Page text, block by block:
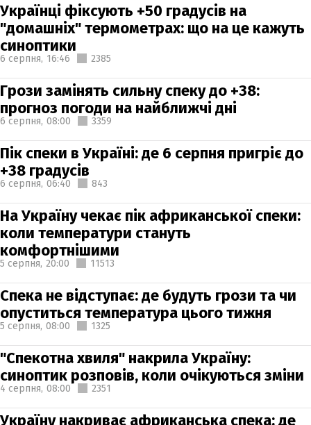
Українці фіксують +50 градусів на
"домашніх" термометрах: що на це кажуть
синоптики
6 серпня, 16:46 2385
Грози замінять сильну спеку до +38:
прогноз погоди на найближчі дні
6 серпня, 08:00 3359
Пік спеки в Україні: де 6 серпня пригріє до
+38 градусів
6 серпня, 06:40 843
На Україну чекає пік африканської спеки:
коли температури стануть
комфортнішими
5 серпня, 20:00 11513
Спека не відступає: де будуть грози та чи
опуститься температура цього тижня
5 серпня, 08:00 1325
"Спекотна хвиля" накрила Україну:
синоптик розповів, коли очікуються зміни
4 серпня, 08:00 2351
Україну накриває африканська спека: де